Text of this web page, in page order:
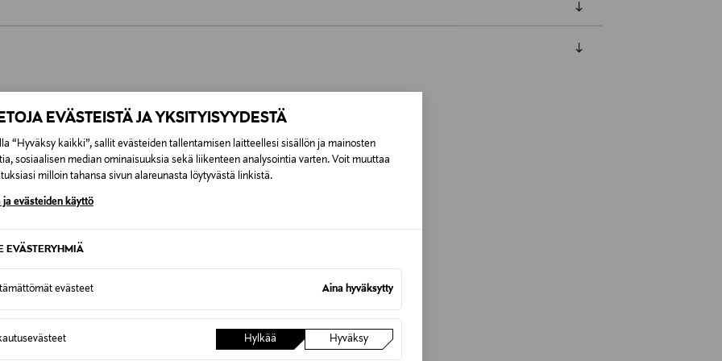
EVÄSTEISTÄ JA YKSITYISYYDESTÄ
“Hyväksy kaikki”, sallit evästeiden tallentamisen laitteellesi sisällön ja mainosten
sosiaalisen median ominaisuuksia sekä liikenteen analysointia varten. Voit muuttaa
milloin tahansa sivun alareunasta löytyvästä linkistä.
ja evästeiden käyttö
EVÄSTERYHMIÄ
evästeet Aina hyväksytty
Hylkää Hyväksy
7,90 €–50,00 € kuljetusyhtiöstä ja tuotteen koosta riippuen
Alk. 6,90 €, kun toimitus on saatavilla valittuun osoitteeseen.
ilmoittaa palautuksesta etukäteen.
NÄISTÄ